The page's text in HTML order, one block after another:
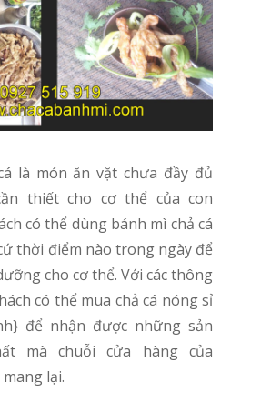
thiết cho cơ thể của con
có thể dùng bánh mì chả cá
thời điểm nào trong ngày để
cho cơ thể. Với các thông
có thể mua chả cá nóng sỉ
để nhận được những sản
mà chuỗi cửa hàng của
lại.